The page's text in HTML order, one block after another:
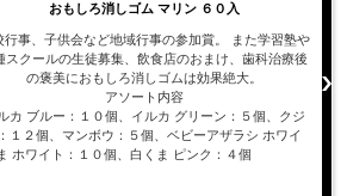
おもしろ消しゴム マリン ６０入
行事、子供会など地域行事の参加賞。 また学習塾や
スクールの生徒募集、飲食店のおまけ、歯科治療後
の褒美におもしろ消しゴムは効果絶大。
アソート内容
カ ブルー：１０個、イルカ グリーン：５個、クジ
１２個、マンボウ：５個、ベビーアザラシ ホワイ
ホワイト：１０個、白くま ピンク：４個